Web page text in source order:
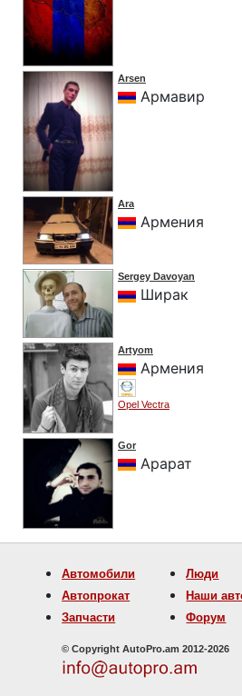
Arsen
Армавир
Ara
Армения
Sergey Davoyan
Ширак
Artyom
Армения
Opel Vectra
Gor
Арарат
Автомобили
Автопрокат
Запчасти
Люди
Наши
Форум
© Copyright AutoPro.am 2012-2026